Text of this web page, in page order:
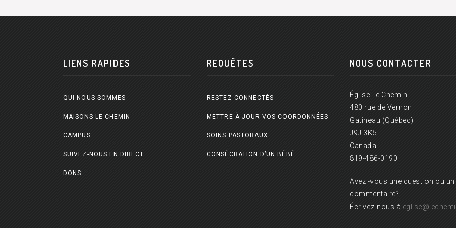
LIENS RAPIDES
QUI NOUS SOMMES
MAISONS LE CHEMIN
CAMPUS
SUIVEZ-NOUS EN DIRECT
DONS
REQUÊTES
RESTEZ CONNECTÉS
METTRE À JOUR VOS COORDONNÉES
SOINS PASTORAUX
CONSÉCRATION D’UN BÉBÉ
NOUS CONTACTER
Église Le Chemin
480 rue de Vernon
Gatineau (Québec)
J9J 3K5
Canada
819-486-0190
Avez -vous une question ou un
commentaire?
Écrivez-nous à